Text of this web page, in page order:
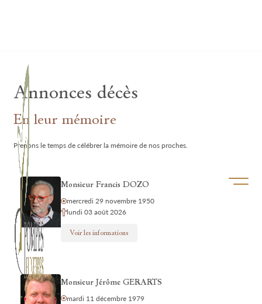
Ouvrir/
Annonces décès
En leur mémoire
Prenons le temps de célébrer la mémoire de nos proches.
Monsieur Francis DOZO
mercredi 29 novembre 1950
lundi 03 août 2026
Voir les informations
Monsieur Jérôme GERARTS
mardi 11 décembre 1979